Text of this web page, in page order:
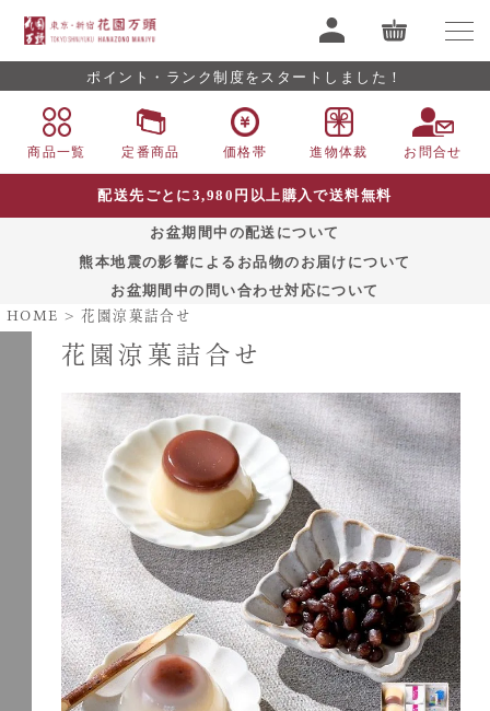
ポイント・ランク制度をスタートしました！
商品一覧 定番商品 価格帯 進物体裁 お問合せ
配送先ごとに3,980円以上購入で送料無料
お盆期間中の配送について
熊本地震の影響によるお品物のお届けについて
お盆期間中の問い合わせ対応について
HOME 花園涼菓詰合せ
花園涼菓詰合せ